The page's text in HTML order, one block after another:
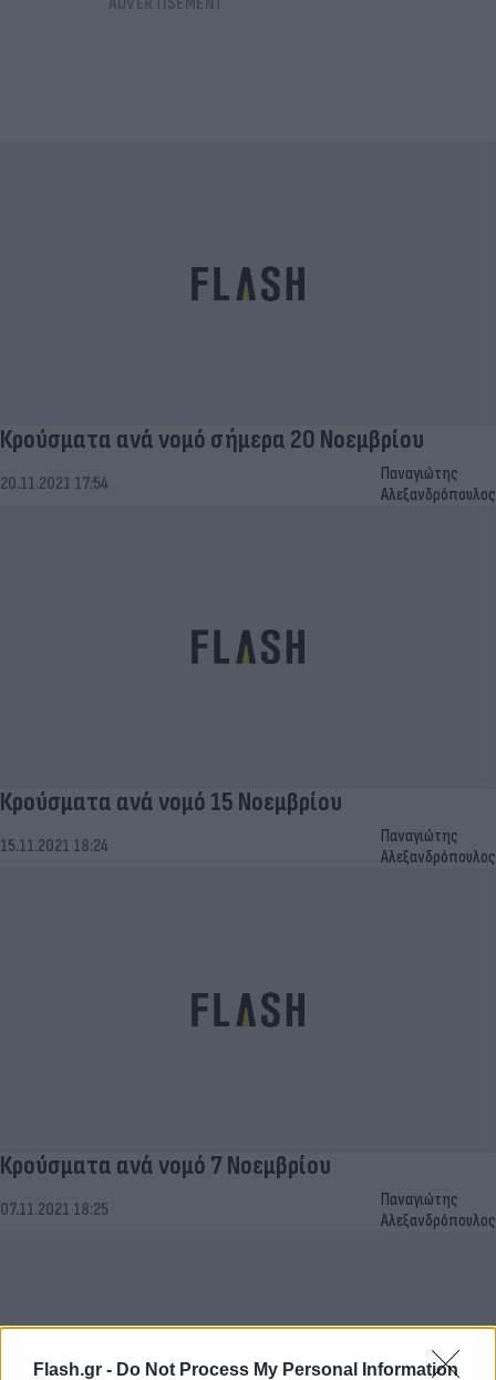
Flash.gr - Do Not Process My Personal Information
Κρούσματα ανά νομό σήμερα 20 Νοεμβρίου
20.11.2021 17:54
Παναγιώτης
Αλεξανδρόπουλος
Κρούσματα ανά νομό 15 Νοεμβρίου
15.11.2021 18:24
Παναγιώτης
Αλεξανδρόπουλος
Κρούσματα ανά νομό 7 Νοεμβρίου
07.11.2021 18:25
Παναγιώτης
Αλεξανδρόπουλος